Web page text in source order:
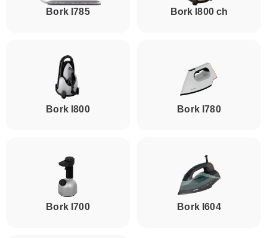
Bork I785 Bork I800 ch
Bork I800 Bork I780
Bork I700 Bork I604